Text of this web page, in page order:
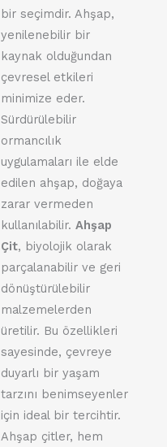
bir seçimdir. Ahşap,
yenilenebilir bir
kaynak olduğundan
çevresel etkileri
minimize eder.
Sürdürülebilir
ormancılık
uygulamaları ile elde
edilen ahşap, doğaya
zarar vermeden
kullanılabilir. Ahşap
Çit, biyolojik olarak
parçalanabilir ve geri
dönüştürülebilir
malzemelerden
üretilir. Bu özellikleri
sayesinde, çevreye
duyarlı bir yaşam
tarzını benimseyenler
için ideal bir tercihtir.
Ahşap çitler, hem